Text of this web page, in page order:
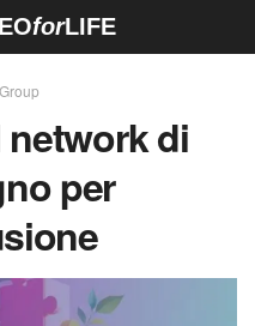
forLIFE
network di
per